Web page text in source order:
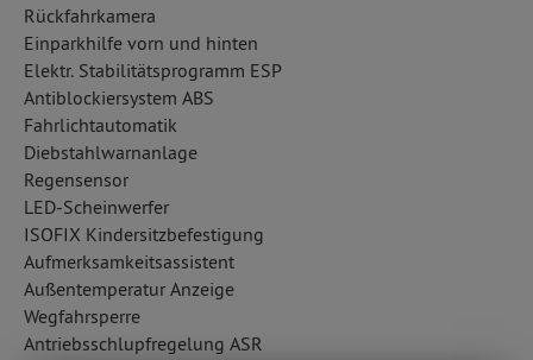
Rückfahrkamera
Einparkhilfe vorn und hinten
Elektr. Stabilitätsprogramm ESP
Antiblockiersystem ABS
Fahrlichtautomatik
Diebstahlwarnanlage
Regensensor
LED-Scheinwerfer
ISOFIX Kindersitzbefestigung
Aufmerksamkeitsassistent
Außentemperatur Anzeige
Wegfahrsperre
Antriebsschlupfregelung ASR